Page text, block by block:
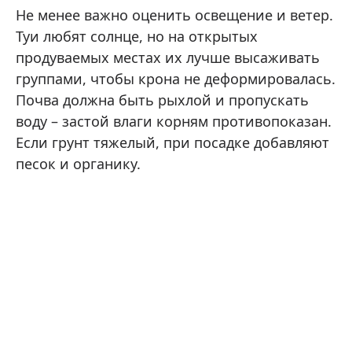
Не менее важно оценить освещение и ветер.
Туи любят солнце, но на открытых
продуваемых местах их лучше высаживать
группами, чтобы крона не деформировалась.
Почва должна быть рыхлой и пропускать
воду – застой влаги корням противопоказан.
Если грунт тяжелый, при посадке добавляют
песок и органику.